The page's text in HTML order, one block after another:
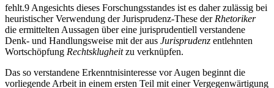
fehlt.9 Angesichts dieses Forschungsstandes ist es daher zulässig bei
heuristischer Verwendung der Jurisprudenz-These der Rhetoriker
die ermittelten Aussagen über eine jurisprudentiell verstandene
Denk- und Handlungsweise mit der aus Jurisprudenz entlehnten
Wortschöpfung Rechtsklugheitzu verknüpfen.
Das so verstandene Erkenntnisinteresse vor Augen beginnt die
vorliegende Arbeit in einem ersten Teil mit einer Vergegenwärtigung